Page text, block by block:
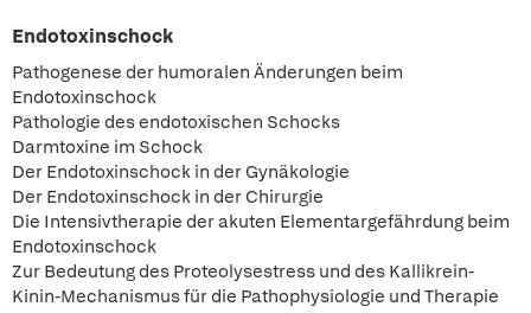
Endotoxinschock
Pathogenese der humoralen Änderungen beim
Endotoxinschock
Pathologie des endotoxischen Schocks
Darmtoxine im Schock
Der Endotoxinschock in der Gynäkologie
Der Endotoxinschock in der Chirurgie
Die Intensivtherapie der akuten Elementargefährdung beim
Endotoxinschock
Zur Bedeutung des Proteolysestress und des Kallikrein-
Kinin-Mechanismus für die Pathophysiologie und Therapie